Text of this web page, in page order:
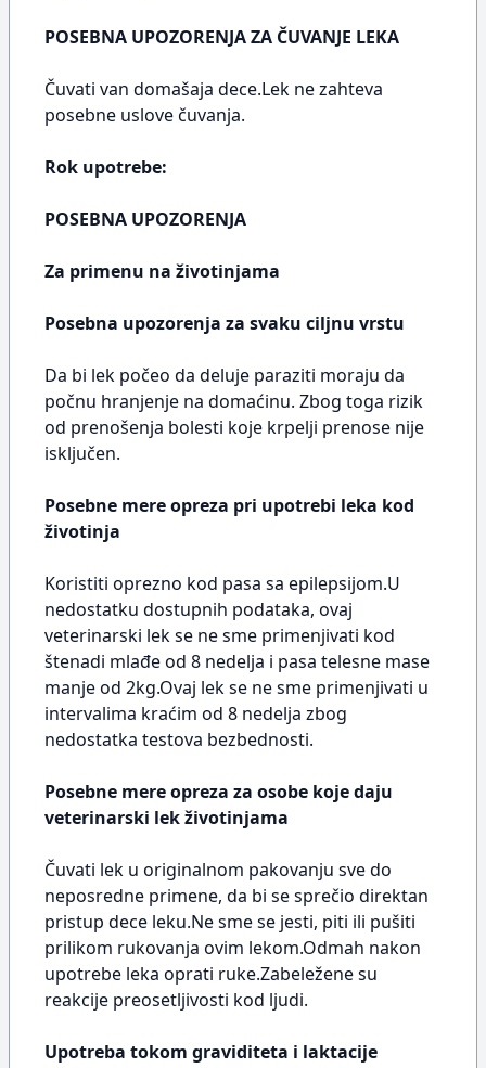
POSEBNA UPOZORENJA ZA ČUVANJE LEKA
Čuvati van domašaja dece.Lek ne zahteva
posebne uslove čuvanja.
Rok upotrebe:
POSEBNA UPOZORENJA
Za primenu na životinjama
Posebna upozorenja za svaku ciljnu vrstu
Da bi lek počeo da deluje paraziti moraju da
počnu hranjenje na domaćinu. Zbog toga rizik
od prenošenja bolesti koje krpelji prenose nije
isključen.
Posebne mere opreza pri upotrebi leka kod
životinja
Koristiti oprezno kod pasa sa epilepsijom.U
nedostatku dostupnih podataka, ovaj
veterinarski lek se ne sme primenjivati kod
štenadi mlađe od 8 nedelja i pasa telesne mase
manje od 2kg.Ovaj lek se ne sme primenjivati u
intervalima kraćim od 8 nedelja zbog
nedostatka testova bezbednosti.
Posebne mere opreza za osobe koje daju
veterinarski lek životinjama
Čuvati lek u originalnom pakovanju sve do
neposredne primene, da bi se sprečio direktan
pristup dece leku.Ne sme se jesti, piti ili pušiti
prilikom rukovanja ovim lekom.Odmah nakon
upotrebe leka oprati ruke.Zabeležene su
reakcije preosetljivosti kod ljudi.
Upotreba tokom graviditeta i laktacije